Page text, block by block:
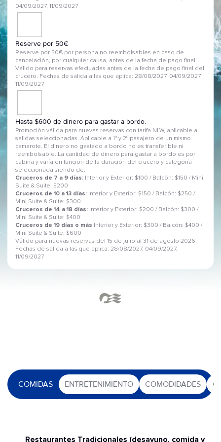
04/09/2027, 11/09/2027
Reserve por 50€
Reserve por 50€ por persona no reembolsables en caso de
cancelación, por cualquier causa, antes de la fecha de pago final.
Válido para reservas efectuadas antes de la fecha de pago final del
crucero. Fechas de salida a las que aplica: 28/08/2027, 04/09/2027,
11/09/2027
Hasta $600 de dinero para gastar a bordo.
Promoción válida para nuevas reservas con tarifa NLW, aplicable a
salidas seleccionadas. Aplicable a 1º y 2º pasajero de un mismo
camarote. El dinero no gastado a bordo no es transferible ni
reembolsable. La cantidad de dinero para gastar a bordo es por
cabina y varía en función de la duración del crucero y categoría
seleccionada siendo de:
Cruceros de 7 a 9 días: Interior y Exterior: $100 / Balcón: $150 / Mini
Suite & Suite: $200
Cruceros de 10 a 13 días: Interior y Exterior: $150 / Balcón: $250 /
Mini Suite & Suite: $300
Cruceros de 14 a 18 días: Interior y Exterior: $200 / Balcón: $300 /
Mini Suite & Suite: $400
Cruceros de 19 días o más
Interior y Exterior: $300 / Balcón: $400 /
Mini Suite & Suite: $600
Válido para nuevas reservas del 15 de julio al 31 de agosto 2026.
Fechas de salida a las que aplica: 28/08/2027, 04/09/2027,
11/09/2027
COMIDAS ENTRETENIMIENTO COMODIDADES
Restaurantes Tradicionales (desayuno, comida y